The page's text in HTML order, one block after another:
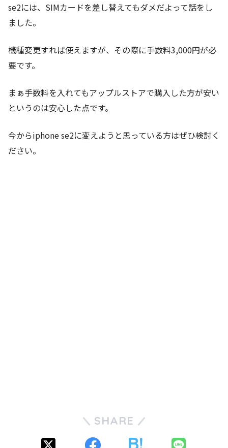
se2には、SIMカードを差し替えてもダメだよって話をし
ました。
機種変更すれば使えますが、その際に手数料3,000円が必
要です。
まぁ手数料を入れてもアップルストアで購入した方が安い
というのは安心した点です。
今からiphone se2に変えようと思っている方はぜひ検討く
ださい。
SHARE